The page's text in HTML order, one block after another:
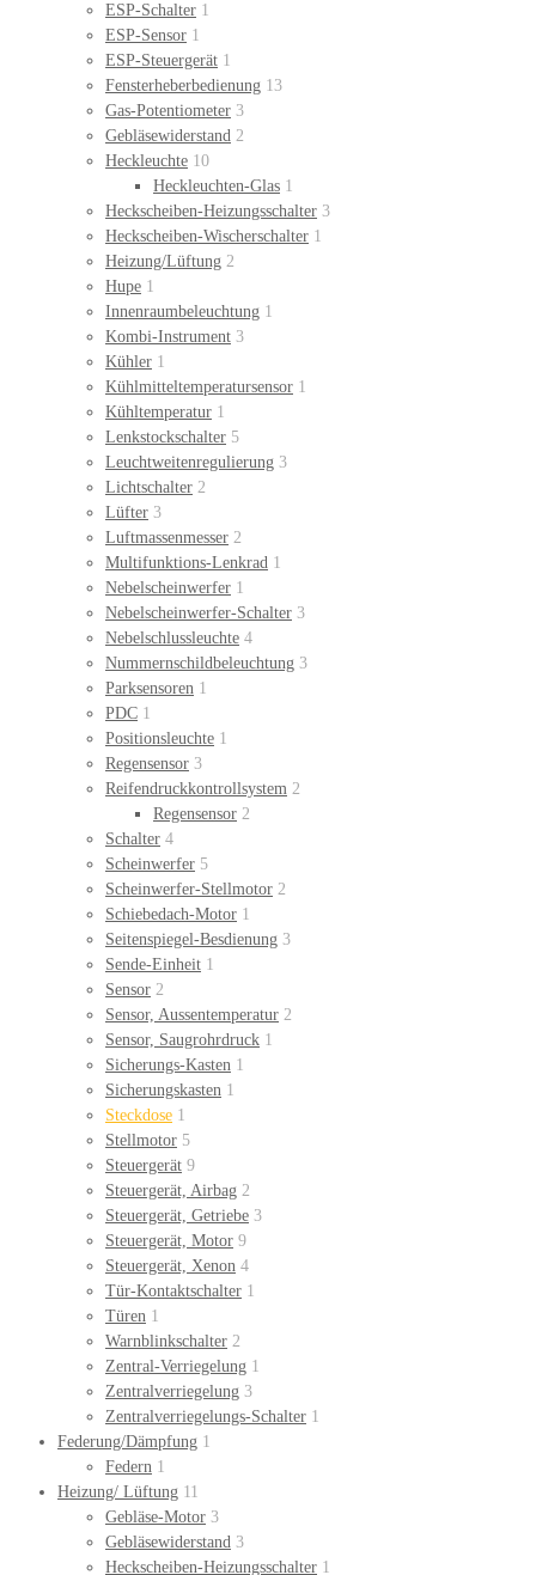
ESP-Schalter 1
ESP-Sensor 1
ESP-Steuergerät 1
Fensterheberbedienung 13
Gas-Potentiometer 3
Gebläsewiderstand 2
Heckleuchte 10
Heckleuchten-Glas 1
Heckscheiben-Heizungsschalter 3
Heckscheiben-Wischerschalter 1
Heizung/Lüftung 2
Hupe 1
Innenraumbeleuchtung 1
Kombi-Instrument 3
Kühler 1
Kühlmitteltemperatursensor 1
Kühltemperatur 1
Lenkstockschalter 5
Leuchtweitenregulierung 3
Lichtschalter 2
Lüfter 3
Luftmassenmesser 2
Multifunktions-Lenkrad 1
Nebelscheinwerfer 1
Nebelscheinwerfer-Schalter 3
Nebelschlussleuchte 4
Nummernschildbeleuchtung 3
Parksensoren 1
PDC 1
Positionsleuchte 1
Regensensor 3
Reifendruckkontrollsystem 2
Regensensor 2
Schalter 4
Scheinwerfer 5
Scheinwerfer-Stellmotor 2
Schiebedach-Motor 1
Seitenspiegel-Besdienung 3
Sende-Einheit 1
Sensor 2
Sensor, Aussentemperatur 2
Sensor, Saugrohrdruck 1
Sicherungs-Kasten 1
Sicherungskasten 1
Steckdose 1
Stellmotor 5
Steuergerät 9
Steuergerät, Airbag 2
Steuergerät, Getriebe 3
Steuergerät, Motor 9
Steuergerät, Xenon 4
Tür-Kontaktschalter 1
Türen 1
Warnblinkschalter 2
Zentral-Verriegelung 1
Zentralverriegelung 3
Zentralverriegelungs-Schalter 1
Federung/Dämpfung 1
Federn 1
Heizung/ Lüftung 11
Gebläse-Motor 3
Gebläsewiderstand 3
Heckscheiben-Heizungsschalter 1